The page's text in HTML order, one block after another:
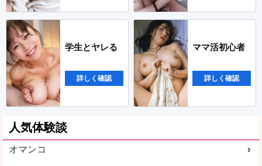
学生とヤレる
詳しく確認
ママ活初心者
詳しく確認
人気体験談
オマンコ